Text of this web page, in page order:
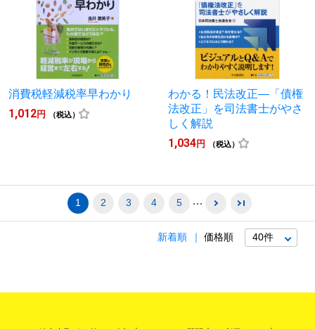
消費税軽減税率早わかり
1,012円 （税込）
わかる！民法改正―「債権
法改正」を司法書士がやさ
しく解説
1,034円 （税込）
1 2 3 4 5
新着順 価格順